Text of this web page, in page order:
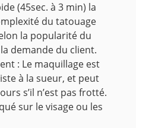
(45sec. à 3 min) la
du tatouage
la popularité du
demande du client.
: Le maquillage est
à la sueur, et peut
s’il n’est pas frotté.
sur le visage ou les